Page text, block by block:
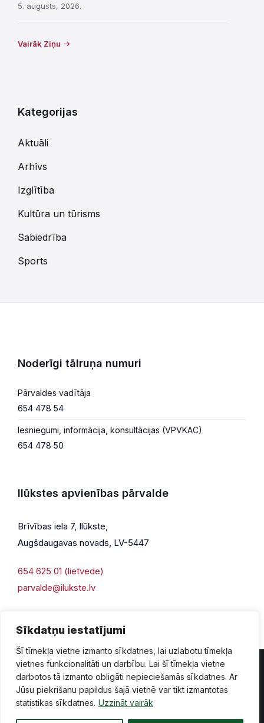
Sīkdatņu iestatījumi
Šī tīmekļa vietne izmanto sīkdatnes, lai uzlabotu tīmekļa
vietnes funkcionalitāti un darbību. Lai šī tīmekļa vietne
darbotos tā izmanto obligāti nepieciešamās sīkdatnes. Ar
Jūsu piekrišanu papildus šajā vietnē var tikt izmantotas
statistikas sīkdatnes. Uzzināt vairāk
5. augusts, 2026.
Vairāk Ziņu
Kategorijas
Aktuāli
Arhīvs
Izglītība
Kultūra un tūrisms
Sabiedrība
Sports
Noderīgi tālruņa numuri
Pārvaldes vadītāja
654 478 54
Iesniegumi, informācija, konsultācijas (VPVKAC)
654 478 50
Ilūkstes apvienības pārvalde
Brīvības iela 7, Ilūkste,
Augšdaugavas novads, LV-5447
654 625 01 (lietvede)
parvalde@ilukste.lv
Privātuma politika Piekļūstamība
Lapas karte